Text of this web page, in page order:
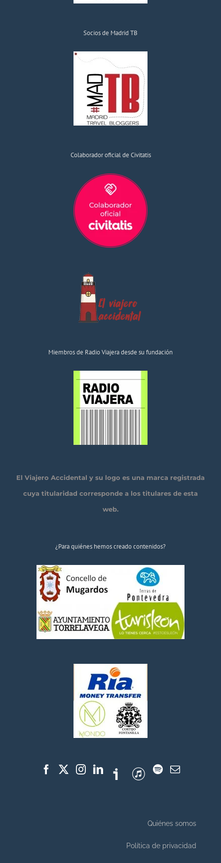
Socios de Madrid TB
Colaborador oficial de Civitatis
Miembros de Radio Viajera desde su fundación
El Viajero Accidental y su logo es una marca registrada
cuya titularidad corresponde a los titulares de esta
web.
¿Para quiénes hemos creado contenidos?
Quiénes somos
Política de privacidad